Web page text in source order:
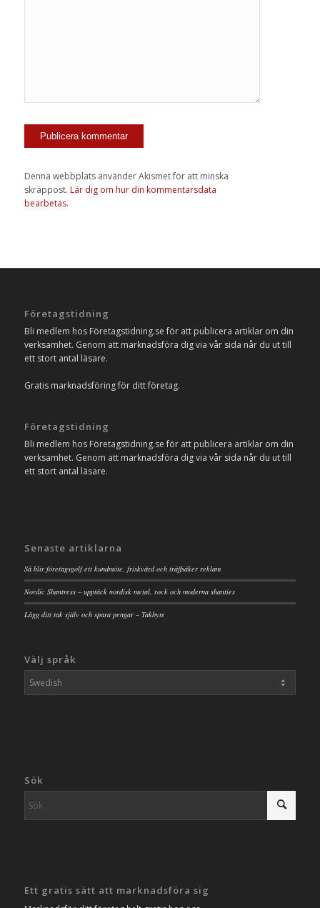
Denna webbplats använder Akismet för att minska
skräppost. Lär dig om hur din kommentarsdata
bearbetas.
Företagstidning
Bli medlem hos Företagstidning.se för att publicera artiklar om din
verksamhet. Genom att marknadsföra dig via vår sida når du ut till
ett stort antal läsare.
Gratis marknadsföring för ditt företag.
Företagstidning
Bli medlem hos Företagstidning.se för att publicera artiklar om din
verksamhet. Genom att marknadsföra dig via vår sida når du ut till
ett stort antal läsare.
Senaste artiklarna
Så blir företagsgolf ett kundmöte, friskvård och träffsäker reklam
Nordic Shantress – upptäck nordisk metal, rock och moderna shanties
Lägg ditt tak själv och spara pengar – Takbyte
Välj språk
Sök
Ett gratis sätt att marknadsföra sig